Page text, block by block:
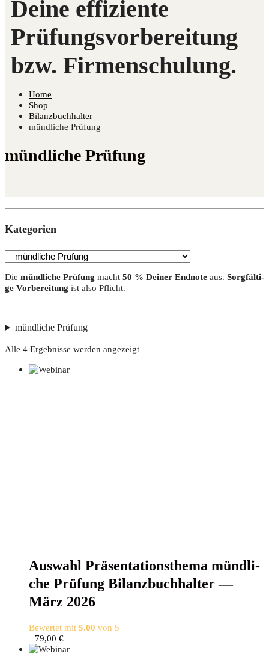
Home
Shop
Bilanzbuchhalter
mündliche Prüfung
mündliche Prüfung
Kate­go­rien
Die münd­li­che Prü­fung macht 50 % Dei­ner End­no­te aus. Sorg­fäl­ti­
ge Vor­be­rei­tung ist also Pflicht.
mündliche Prüfung
Alle 4 Ergebnisse werden angezeigt
Aus­wahl Prä­sen­ta­ti­ons­the­ma münd­li­
che Prü­fung Bilanz­buch­hal­ter —
März 2026
Bewertet mit 5.00 von 5
79,00 €